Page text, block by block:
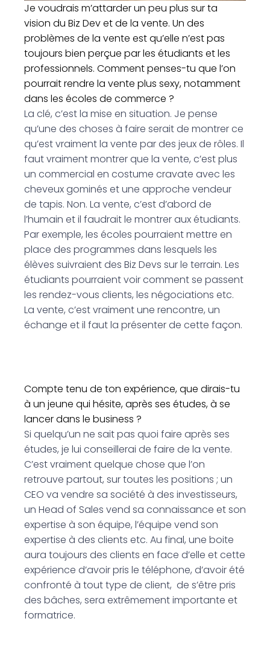
Je voudrais m’attarder un peu plus sur ta
vision du Biz Dev et de la vente. Un des
problèmes de la vente est qu’elle n’est pas
toujours bien perçue par les étudiants et les
professionnels. Comment penses-tu que l’on
pourrait rendre la vente plus sexy, notamment
dans les écoles de commerce ?
La clé, c’est la mise en situation. Je pense
qu’une des choses à faire serait de montrer ce
qu’est vraiment la vente par des jeux de rôles. Il
faut vraiment montrer que la vente, c’est plus
un commercial en costume cravate avec les
cheveux gominés et une approche vendeur
de tapis. Non. La vente, c’est d’abord de
l’humain et il faudrait le montrer aux étudiants.
Par exemple, les écoles pourraient mettre en
place des programmes dans lesquels les
élèves suivraient des Biz Devs sur le terrain. Les
étudiants pourraient voir comment se passent
les rendez-vous clients, les négociations etc.
La vente, c’est vraiment une rencontre, un
échange et il faut la présenter de cette façon.
Compte tenu de ton expérience, que dirais-tu
à un jeune qui hésite, après ses études, à se
lancer dans le business ?
Si quelqu’un ne sait pas quoi faire après ses
études, je lui conseillerai de faire de la vente.
C’est vraiment quelque chose que l’on
retrouve partout, sur toutes les positions ; un
CEO va vendre sa société à des investisseurs,
un Head of Sales vend sa connaissance et son
expertise à son équipe, l’équipe vend son
expertise à des clients etc. Au final, une boite
aura toujours des clients en face d’elle et cette
expérience d’avoir pris le téléphone, d’avoir été
confronté à tout type de client, de s’être pris
des bâches, sera extrêmement importante et
formatrice.